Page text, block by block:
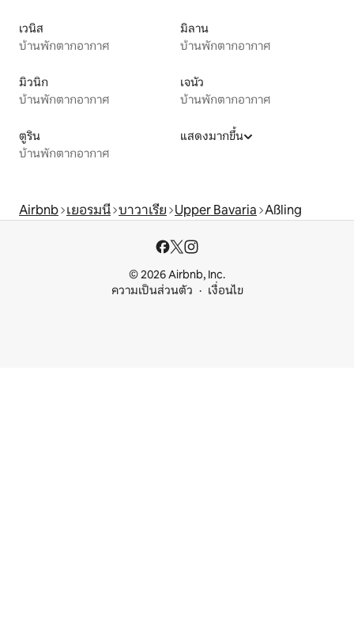
เวนิส
บ้านพักตากอากาศ
มิลาน
บ้านพักตากอากาศ
มิวนิก
บ้านพักตากอากาศ
เจนัว
บ้านพักตากอากาศ
ตูริน
บ้านพักตากอากาศ
แสดงมากขึ้น
Airbnb เยอรมนี บาวาเรีย Upper Bavaria Aßling
© 2026 Airbnb, Inc.
ความเป็นส่วนตัว
เงื่อนไข